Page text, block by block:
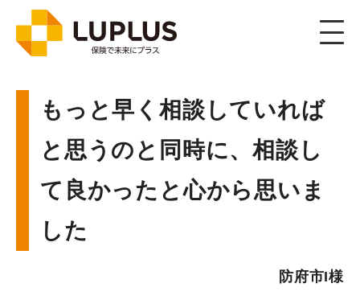
Voice お客様の声/ 個人のお客様
もっと早く相談していれば
と思うのと同時に、相談し
て良かったと心から思いま
した
防府市I様